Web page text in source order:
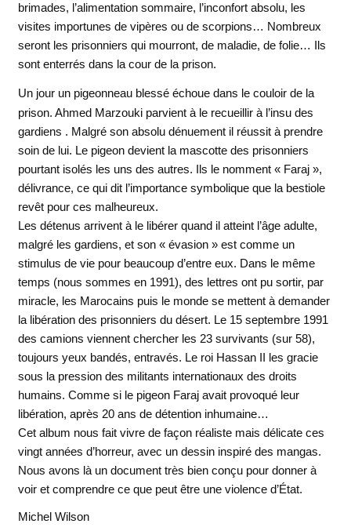
brimades, l’alimentation sommaire, l’inconfort absolu, les
visites importunes de vipères ou de scorpions… Nombreux
seront les prisonniers qui mourront, de maladie, de folie… Ils
sont enterrés dans la cour de la prison.
Un jour un pigeonneau blessé échoue dans le couloir de la
prison. Ahmed Marzouki parvient à le recueillir à l’insu des
gardiens . Malgré son absolu dénuement il réussit à prendre
soin de lui. Le pigeon devient la mascotte des prisonniers
pourtant isolés les uns des autres. Ils le nomment « Faraj »,
délivrance, ce qui dit l’importance symbolique que la bestiole
revêt pour ces malheureux.
Les détenus arrivent à le libérer quand il atteint l’âge adulte,
malgré les gardiens, et son « évasion » est comme un
stimulus de vie pour beaucoup d’entre eux. Dans le même
temps (nous sommes en 1991), des lettres ont pu sortir, par
miracle, les Marocains puis le monde se mettent à demander
la libération des prisonniers du désert. Le 15 septembre 1991
des camions viennent chercher les 23 survivants (sur 58),
toujours yeux bandés, entravés. Le roi Hassan II les gracie
sous la pression des militants internationaux des droits
humains. Comme si le pigeon Faraj avait provoqué leur
libération, après 20 ans de détention inhumaine…
Cet album nous fait vivre de façon réaliste mais délicate ces
vingt années d’horreur, avec un dessin inspiré des mangas.
Nous avons là un document très bien conçu pour donner à
voir et comprendre ce que peut être une violence d’État.
Michel Wilson